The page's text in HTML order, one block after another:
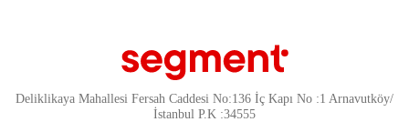
Deliklikaya Mahallesi Fersah Caddesi No:136 İç Kapı No :1 Arnavutköy/
İstanbul P.K :34555